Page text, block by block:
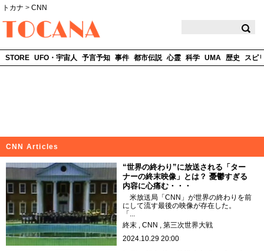
トカナ > CNN
STORE UFO・宇宙人 予言予知 事件 都市伝説 心霊 科学 UMA 歴史 スピ
CNN Articles
“世界の終わり”に放送される「ター
ナーの終末映像」とは？ 憂鬱すぎる
内容に心痛む・・・
米放送局「CNN」が世界の終わりを前
にして流す最後の映像が存在した。
「...
終末
CNN
第三次世界大戦
2024.10.29 20:00